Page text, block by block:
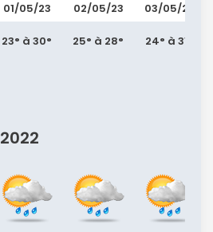
01/05/23
23° à 30°
02/05/23
25° à 28°
03/05/23
24° à 31°
2022